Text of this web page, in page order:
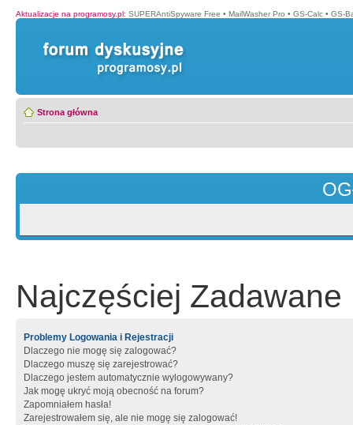
Aktualizacje na programosy.pl: SUPERAntiSpyware Free • MailWasher Pro • GS-Calc • GS-
Strona główna
Najczęściej Zadawane
Problemy Logowania i Rejestracji
Dlaczego nie mogę się zalogować?
Dlaczego muszę się zarejestrować?
Dlaczego jestem automatycznie wylogowywany?
Jak mogę ukryć moją obecność na forum?
Zapomniałem hasła!
Zarejestrowałem się, ale nie mogę się zalogować!